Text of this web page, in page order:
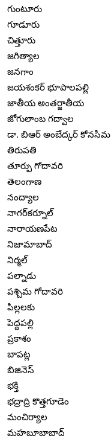
గుంటూరు
గూడూరు
చిత్తూరు
జగిత్యాల
జనగాం
జయశంకర్ భూపాలపల్లి
జాతీయ అంతర్జాతీయ
జోగులాంబ గద్వాల
డా. బిఆర్ అంబేద్కర్ కోనసీమ
తిరుపతి
తూర్పు గోదావరి
తెలంగాణ
నంద్యాల
నాగర్‌కర్నూల్
నారాయణపేట
నిజామాబాద్
నిర్మల్
పల్నాడు
పశ్చిమ గోదావరి
పిల్లలకు
పెద్దపల్లి
ప్రకాశం
బాపట్ల
బిజినెస్
భక్తి
భద్రాద్రి కొత్తగూడెం
మంచిర్యాల
మహబూబాబాద్